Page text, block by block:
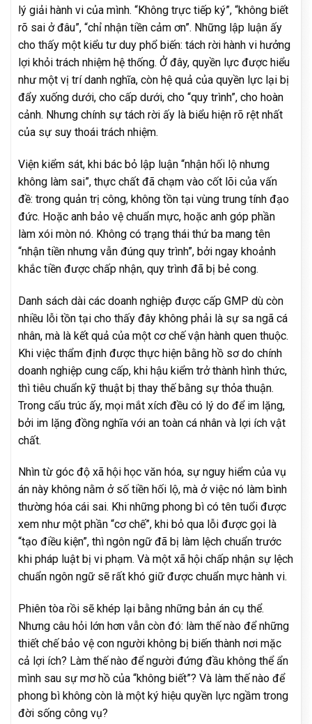
lý giải hành vi của mình. “Không trực tiếp ký”, “không biết
rõ sai ở đâu”, “chỉ nhận tiền cảm ơn”. Những lập luận ấy
cho thấy một kiểu tư duy phổ biến: tách rời hành vi hưởng
lợi khỏi trách nhiệm hệ thống. Ở đây, quyền lực được hiểu
như một vị trí danh nghĩa, còn hệ quả của quyền lực lại bị
đẩy xuống dưới, cho cấp dưới, cho “quy trình”, cho hoàn
cảnh. Nhưng chính sự tách rời ấy là biểu hiện rõ rệt nhất
của sự suy thoái trách nhiệm.
Viện kiểm sát, khi bác bỏ lập luận “nhận hối lộ nhưng
không làm sai”, thực chất đã chạm vào cốt lõi của vấn
đề: trong quản trị công, không tồn tại vùng trung tính đạo
đức. Hoặc anh bảo vệ chuẩn mực, hoặc anh góp phần
làm xói mòn nó. Không có trạng thái thứ ba mang tên
“nhận tiền nhưng vẫn đúng quy trình”, bởi ngay khoảnh
khắc tiền được chấp nhận, quy trình đã bị bẻ cong.
Danh sách dài các doanh nghiệp được cấp GMP dù còn
nhiều lỗi tồn tại cho thấy đây không phải là sự sa ngã cá
nhân, mà là kết quả của một cơ chế vận hành quen thuộc.
Khi việc thẩm định được thực hiện bằng hồ sơ do chính
doanh nghiệp cung cấp, khi hậu kiểm trở thành hình thức,
thì tiêu chuẩn kỹ thuật bị thay thế bằng sự thỏa thuận.
Trong cấu trúc ấy, mọi mắt xích đều có lý do để im lặng,
bởi im lặng đồng nghĩa với an toàn cá nhân và lợi ích vật
chất.
Nhìn từ góc độ xã hội học văn hóa, sự nguy hiểm của vụ
án này không nằm ở số tiền hối lộ, mà ở việc nó làm bình
thường hóa cái sai. Khi những phong bì có tên tuổi được
xem như một phần “cơ chế”, khi bỏ qua lỗi được gọi là
“tạo điều kiện”, thì ngôn ngữ đã bị làm lệch chuẩn trước
khi pháp luật bị vi phạm. Và một xã hội chấp nhận sự lệch
chuẩn ngôn ngữ sẽ rất khó giữ được chuẩn mực hành vi.
Phiên tòa rồi sẽ khép lại bằng những bản án cụ thể.
Nhưng câu hỏi lớn hơn vẫn còn đó: làm thế nào để những
thiết chế bảo vệ con người không bị biến thành nơi mặc
cả lợi ích? Làm thế nào để người đứng đầu không thể ẩn
mình sau sự mơ hồ của “không biết”? Và làm thế nào để
phong bì không còn là một ký hiệu quyền lực ngầm trong
đời sống công vụ?